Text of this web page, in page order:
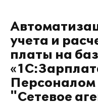
учета и
платы на
"Сетевое